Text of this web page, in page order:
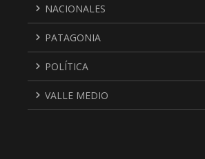
NACIONALES
PATAGONIA
POLÍTICA
VALLE MEDIO